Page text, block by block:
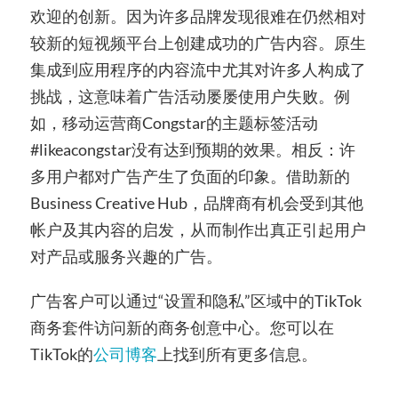
欢迎的创新。因为许多品牌发现很难在仍然相对
较新的短视频平台上创建成功的广告内容。原生
集成到应用程序的内容流中尤其对许多人构成了
挑战，这意味着广告活动屡屡使用户失败。例
如，移动运营商Congstar的主题标签活动
#likeacongstar没有达到预期的效果。相反：许
多用户都对广告产生了负面的印象。借助新的
Business Creative Hub，品牌商有机会受到其他
帐户及其内容的启发，从而制作出真正引起用户
对产品或服务兴趣的广告。
广告客户可以通过“设置和隐私”区域中的TikTok
商务套件访问新的商务创意中心。您可以在
TikTok的公司博客 上找到所有更多信息。